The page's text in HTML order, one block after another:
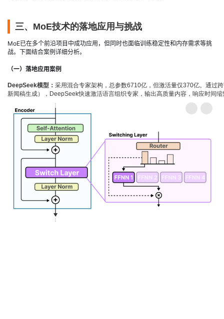
三、MoE技术的落地应用与挑战
MoE已在多个前沿项目中成功应用，但同时也面临训练稳定性和内存需求等挑
战。下面结合案例详细分析。
（一）落地应用案例
DeepSeek模型 ： 采用混合专家架构，总参数6710亿，但激活量仅370亿。通过
新闻稿生成），DeepSeek快速激活语言组织专家，输出高质量内容，响应时间